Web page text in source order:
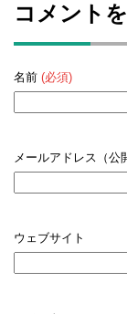
コメント
名前 (必須)
メールアドレス（公
ウェブサイト